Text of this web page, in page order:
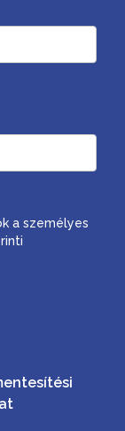
a személyes